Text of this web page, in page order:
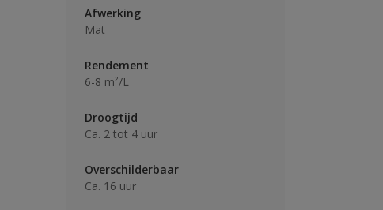
Afwerking
Mat
Rendement
6-8 m²/L
Droogtijd
Ca. 2 tot 4 uur
Overschilderbaar
Ca. 16 uur